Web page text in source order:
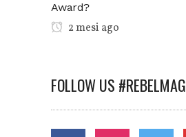
Award?
2 mesi ago
FOLLOW US #REBELMAG